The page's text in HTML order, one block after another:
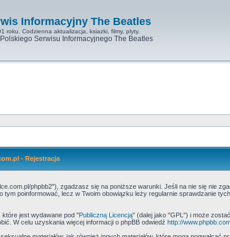
Informacyjny The Beatles
roku. Codzienna aktualizacja, ksiazki, filmy, plyty.
Serwisu Informacyjnego The Beatles
- Rejestracja
phpbb2"), zgadzasz się na poniższe warunki. Jeśli na nie się nie
poinformować, lecz w Twoim obowiązku leży regularnie sprawdzanie
jest wydawane pod "Publiczną Licencją" (dalej jako "GPL") i może
W celu uzyskania więcej informacji o phpBB odwiedź http://